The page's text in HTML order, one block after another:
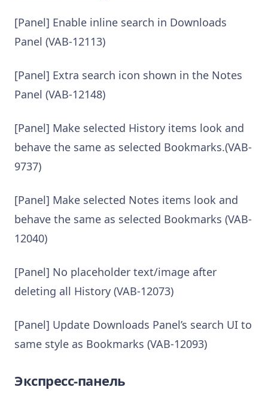
[Panel] Enable inline search in Downloads
Panel (VAB-12113)
[Panel] Extra search icon shown in the Notes
Panel (VAB-12148)
[Panel] Make selected History items look and
behave the same as selected Bookmarks.(VAB-
9737)
[Panel] Make selected Notes items look and
behave the same as selected Bookmarks (VAB-
12040)
[Panel] No placeholder text/image after
deleting all History (VAB-12073)
[Panel] Update Downloads Panel’s search UI to
same style as Bookmarks (VAB-12093)
Экспресс-панель